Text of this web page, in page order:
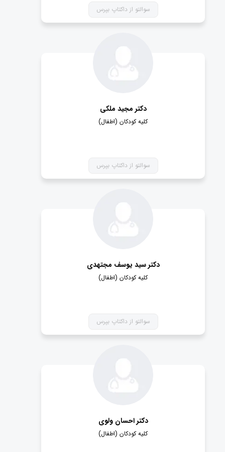
سوالتو از داکتاپ بپرس
دکتر مجید ملکی
کلیه کودکان (اطفال)
سوالتو از داکتاپ بپرس
دکتر سید یوسف مجتهدی
کلیه کودکان (اطفال)
سوالتو از داکتاپ بپرس
دکتر احسان ولوی
کلیه کودکان (اطفال)